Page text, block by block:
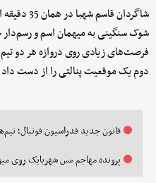
شاگردان
شوک سنگینی به میهمان اسم و رسم‌دار
فرصت‌های زیادی روی دروازه هر دو
دوم یک موقعیت پنالتی را از دست داد
قانون جدید فدراسیون فوتبال؛
پرونده مهاجم مس شهربابک روی